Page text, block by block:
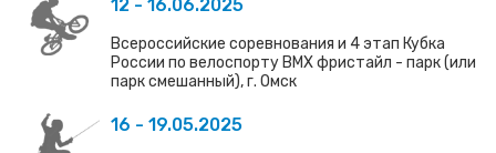
12 - 16.06.2025
Всероссийские соревнования и 4 этап Кубка
России по велоспорту ВМХ фристайл - парк (или
парк смешанный), г. Омск
16 - 19.05.2025